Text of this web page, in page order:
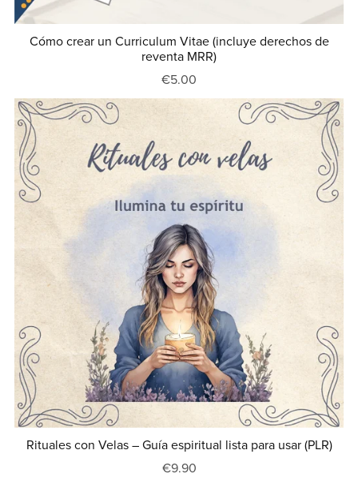
Cómo crear un Curriculum Vitae (incluye derechos de
reventa MRR)
€5.00
Rituales con Velas – Guía espiritual lista para usar (PLR)
€9.90